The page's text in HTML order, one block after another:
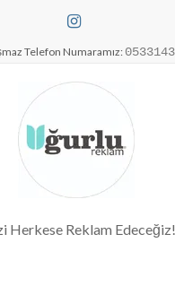
Telefon Numaramız:
Merkezi|
Baskı| Antalya
Herkese Reklam Edeceğiz!